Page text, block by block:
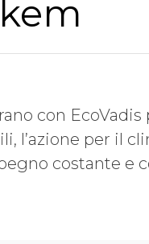
con
l’azione per il
costante e